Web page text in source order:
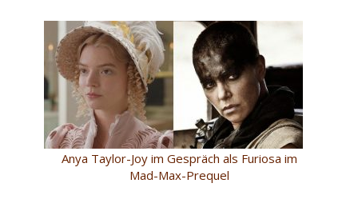
Anya Taylor-Joy im Gespräch als Furiosa im
Mad-Max-Prequel